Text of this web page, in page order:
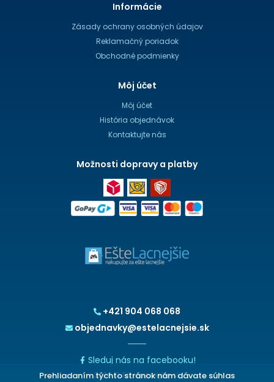
+421 904 068 068
objednavky@estelacnejsie.sk
Sleduj nás na facebooku!
2026 © EšteLacnejšie.sk
Informácie
Zásady ochrany osobných údajov
Reklamačný poriadok
Obchodné podmienky
Môj účet
Môj účet
História objednávok
Kontaktujte nás
Možnosti dopravy a platby
Prehliadaním týchto stránok nám dávate súhlas